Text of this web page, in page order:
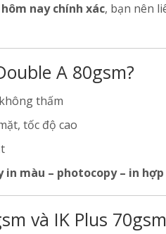
nay chính xác, bạn nên
A 80gsm?
thấm
tốc độ cao
in màu – photocopy – in
và IK Plus 70gsm